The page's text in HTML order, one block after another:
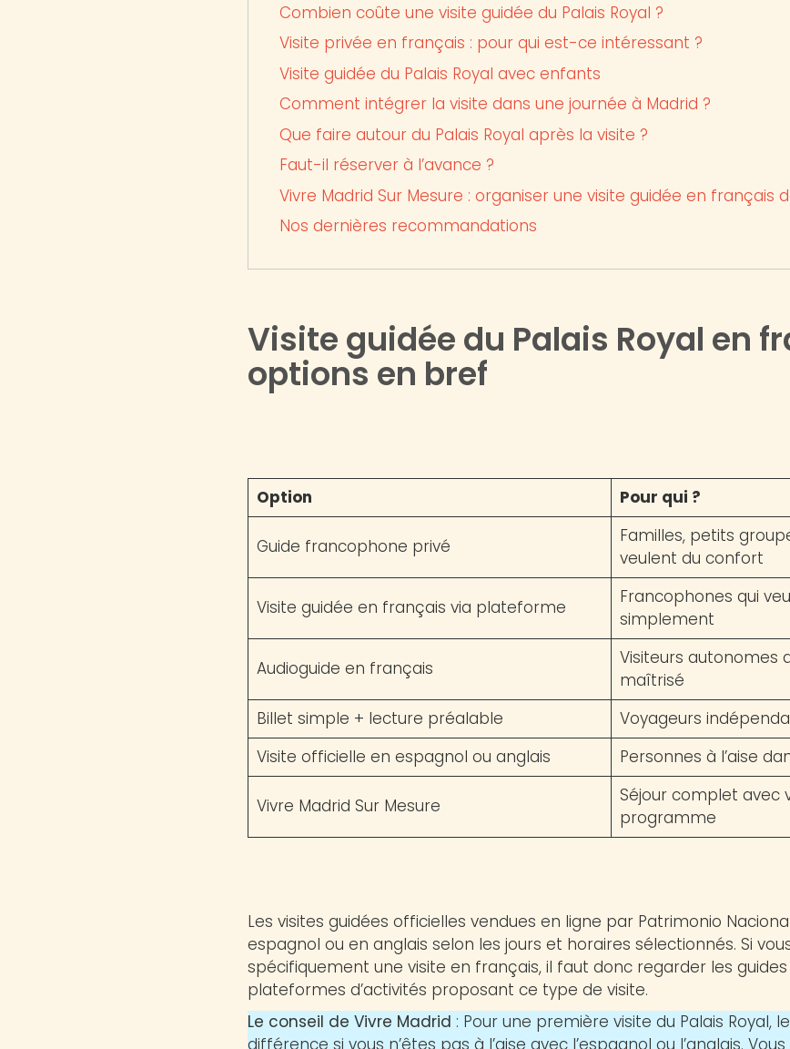
Combien coûte une visite guidée du Palais Royal ?
Visite privée en français : pour qui est-ce intéressant ?
Visite guidée du Palais Royal avec enfants
Comment intégrer la visite dans une journée à Madrid ?
Que faire autour du Palais Royal après la visite ?
Faut-il réserver à l’avance ?
Vivre Madrid Sur Mesure : organiser une visite guidée en français
Nos dernières recommandations
Visite guidée du Palais Royal en
options en bref
Option Pour qui ?
Guide francophone privé
Familles, petits
veulent du confort
Visite guidée en français via plateforme
Francophones qui
simplement
Audioguide en français
Visiteurs autonomes
maîtrisé
Billet simple + lecture préalable
Voyageurs
Visite officielle en espagnol ou anglais
Personnes à l’aise
Vivre Madrid Sur Mesure
Séjour complet avec
programme
Les visites guidées officielles vendues en ligne par Patrimonio
espagnol ou en anglais selon les jours et horaires sélectionnés. Si
spécifiquement une visite en français, il faut donc regarder les
plateformes d’activités proposant ce type de visite.
Le conseil de Vivre Madrid : Pour une première visite du Palais Royal,
différence si vous n’êtes pas à l’aise avec l’espagnol ou l’anglais.